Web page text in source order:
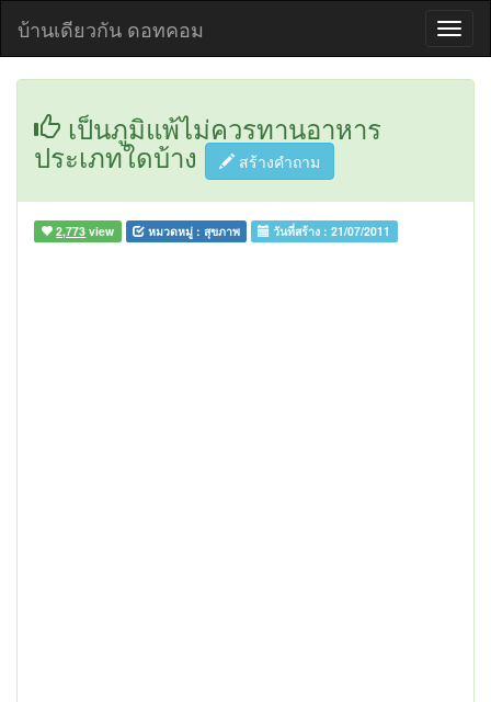
บ้านเดียวกัน ดอทคอม
เป็นภูมิแพ้ไม่ควรทานอาหาร
ประเภทใดบ้าง สร้างคำถาม
2,773 view หมวดหมู่ : สุขภาพ วันที่สร้าง :21/07/2011